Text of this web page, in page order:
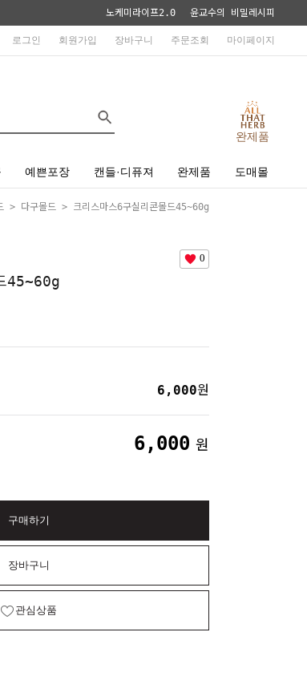
노케미라이프2.0 윤교수의 비밀레시피
로그인 회원가입 장바구니 주문조회 마이페이지
완제품
예쁜포장 캔들·디퓨져 완제품 도매몰
> 다구몰드 > 크리스마스6구실리콘몰드45~60g
0
45~60g
6,000원
6,000 원
구매하기
장바구니
관심상품